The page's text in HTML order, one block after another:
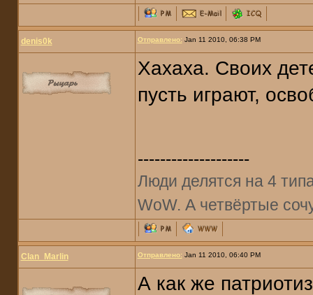
denis0k Отправлено:Jan 11 2010, 06:38 PM
Хахаха. Своих
пусть играют,
--------------------
Люди делятся на 4
WoW. А четвёртые
Clan_Marlin Отправлено:Jan 11 2010, 06:40 PM
А как же